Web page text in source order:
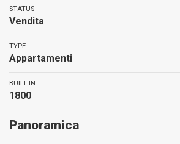
STATUS
Vendita
TYPE
Appartamenti
BUILT IN
1800
Panoramica